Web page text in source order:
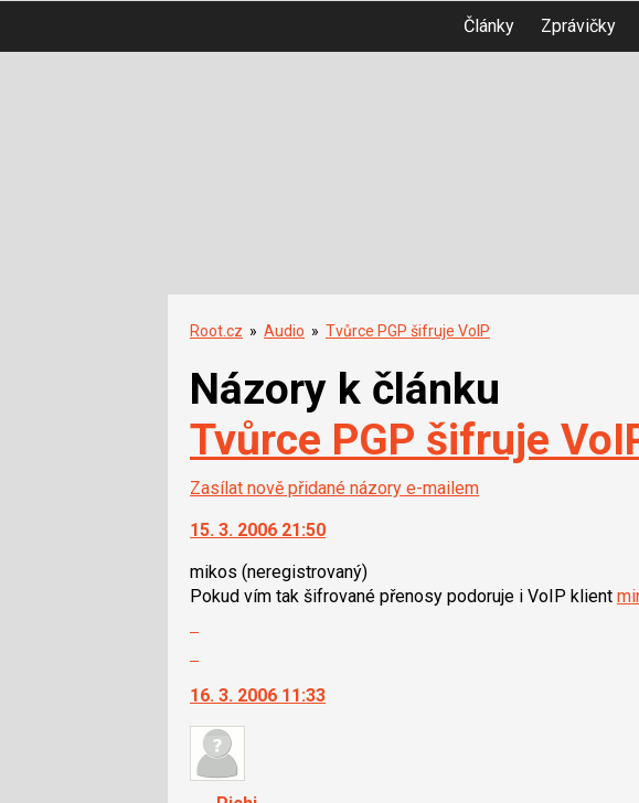
Články Zprávičky
Root.cz » Audio » Tvůrce PGP šifruje VoIP
Názory k článku
Tvůrce PGP šifruje
Zasílat nově přidané názory e-mailem
15. 3. 2006 21:50
mikos (neregistrovaný)
Pokud vím tak šifrované přenosy podoruje i VoIP klient
další
nový
názor.
navigaci
16. 3. 2006 11:33